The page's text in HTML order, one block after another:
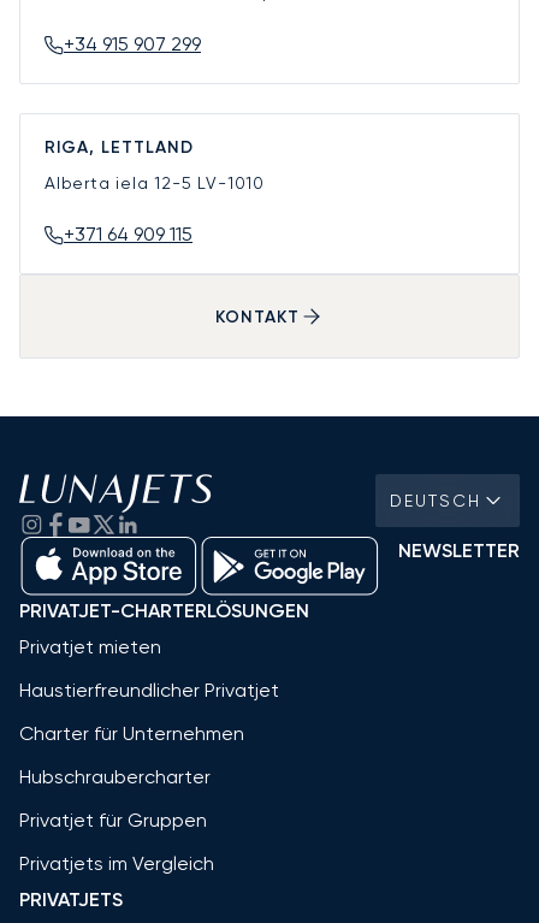
+34 915 907 299
RIGA, LETTLAND
Alberta iela 12-5 LV-1010
+371 64 909 115
KONTAKT
DEUTSCH
NEWSLETTER
PRIVATJET-CHARTERLÖSUNGEN
Privatjet mieten
Haustierfreundlicher Privatjet
Charter für Unternehmen
Hubschraubercharter
Privatjet für Gruppen
Privatjets im Vergleich
PRIVATJETS